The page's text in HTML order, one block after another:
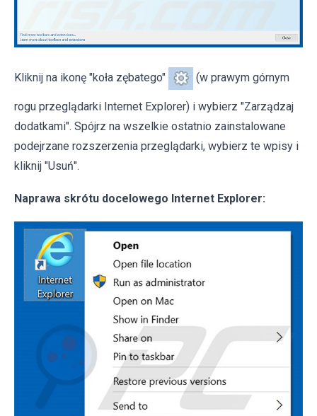
Kliknij na ikonę "koła zębatego" (w prawym górnym
rogu przeglądarki Internet Explorer) i wybierz "Zarządzaj
dodatkami". Spójrz na wszelkie ostatnio zainstalowane
podejrzane rozszerzenia przeglądarki, wybierz te wpisy i
kliknij "Usuń".
Naprawa skrótu docelowego Internet Explorer: